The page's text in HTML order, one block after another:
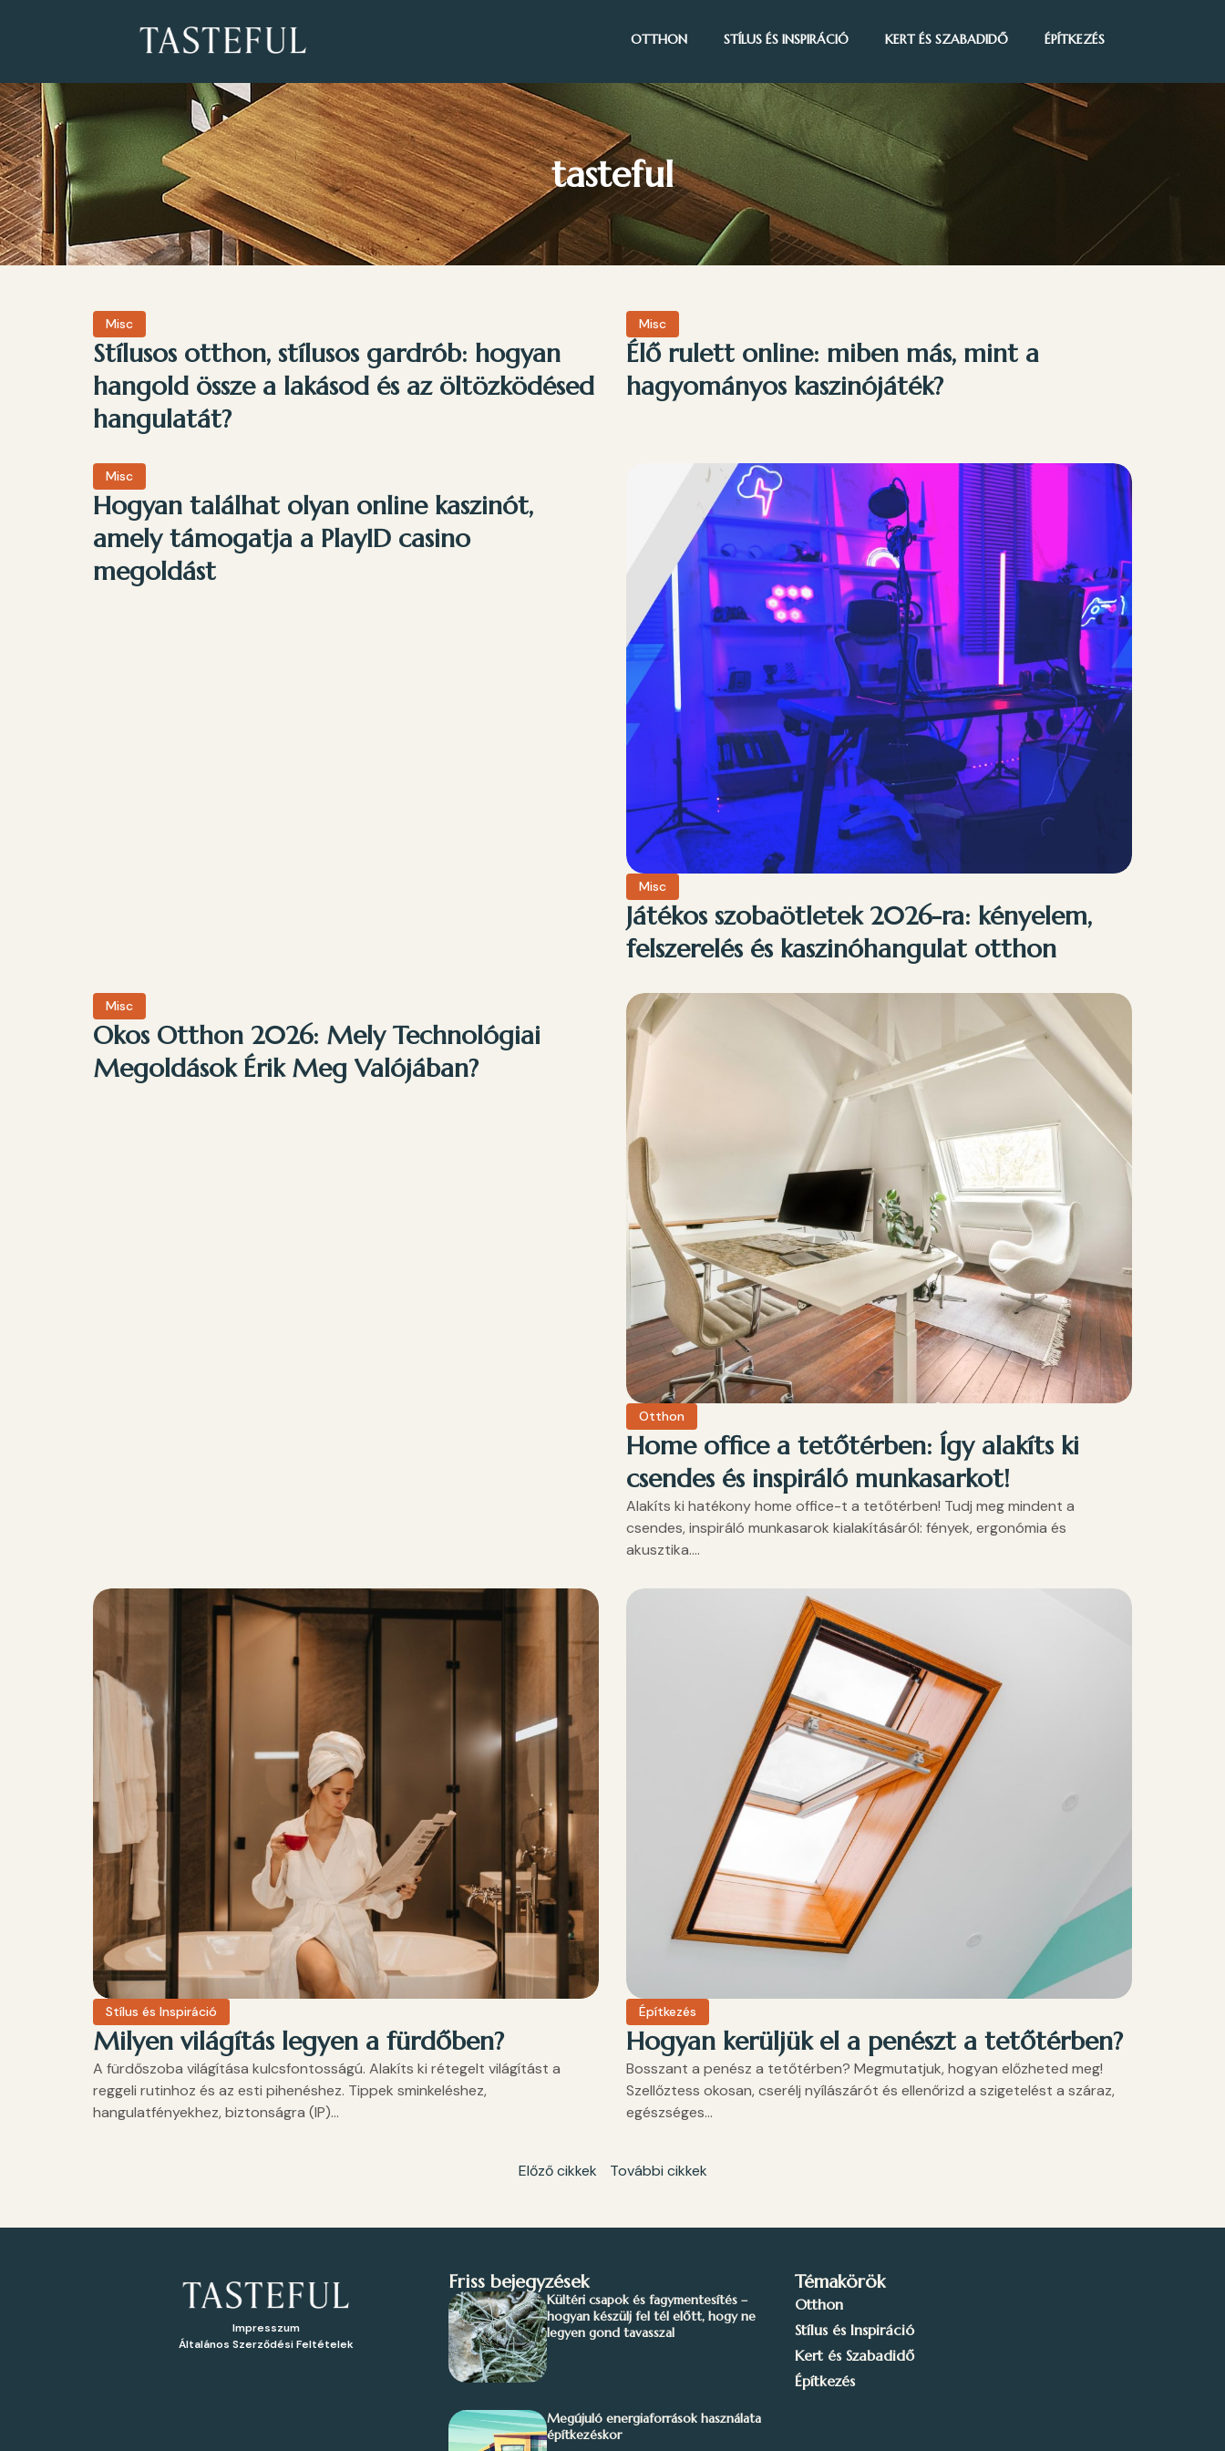
OTTHON STÍLUS ÉS INSPIRÁCIÓ KERT ÉS SZABADIDŐ ÉPÍTKEZÉS
tasteful
Misc
Stílusos otthon, stílusos gardrób: hogyan
hangold össze a lakásod és az öltözködésed
hangulatát?
Misc
Élő rulett online: miben más, mint a
hagyományos kaszinójáték?
Misc
Hogyan találhat olyan online kaszinót,
amely támogatja a PlayID casino
megoldást
Misc
Játékos szobaötletek 2026-ra: kényelem,
felszerelés és kaszinóhangulat otthon
Misc
Okos Otthon 2026: Mely Technológiai
Megoldások Érik Meg Valójában?
Otthon
Home office a tetőtérben: Így alakíts ki
csendes és inspiráló munkasarkot!
Alakíts ki hatékony home office-t a tetőtérben! Tudj meg mindent a
csendes, inspiráló munkasarok kialakításáról: fények, ergonómia és
akusztika....
Stílus és Inspiráció
Milyen világítás legyen a fürdőben?
A fürdőszoba világítása kulcsfontosságú. Alakíts ki rétegelt világítást a
reggeli rutinhoz és az esti pihenéshez. Tippek sminkeléshez,
hangulatfényekhez, biztonságra (IP)...
Építkezés
Hogyan kerüljük el a penészt a tetőtérben?
Bosszant a penész a tetőtérben? Megmutatjuk, hogyan előzheted meg!
Szellőztess okosan, cserélj nyílászárót és ellenőrizd a szigetelést a száraz,
egészséges...
Előző cikkek További cikkek
Impresszum
Általános Szerződési Feltételek
Friss bejegyzések
Kültéri csapok és fagymentesítés –
hogyan készülj fel tél előtt, hogy ne
legyen gond tavasszal
Megújuló energiaforrások használata
építkezéskor
Témakörök
Otthon
Stílus és Inspiráció
Kert és Szabadidő
Építkezés